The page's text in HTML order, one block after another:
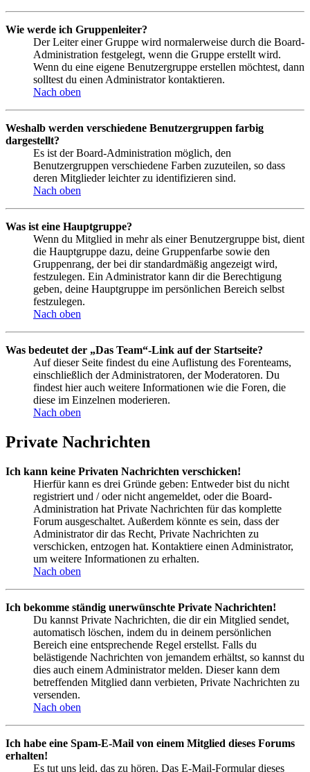
Wie werde ich Gruppenleiter?
Der Leiter einer Gruppe wird normalerweise durch die Board-
Administration festgelegt, wenn die Gruppe erstellt wird.
Wenn du eine eigene Benutzergruppe erstellen möchtest, dann
solltest du einen Administrator kontaktieren.
Nach oben
Weshalb werden verschiedene Benutzergruppen farbig
dargestellt?
Es ist der Board-Administration möglich, den
Benutzergruppen verschiedene Farben zuzuteilen, so dass
deren Mitglieder leichter zu identifizieren sind.
Nach oben
Was ist eine Hauptgruppe?
Wenn du Mitglied in mehr als einer Benutzergruppe bist, dient
die Hauptgruppe dazu, deine Gruppenfarbe sowie den
Gruppenrang, der bei dir standardmäßig angezeigt wird,
festzulegen. Ein Administrator kann dir die Berechtigung
geben, deine Hauptgruppe im persönlichen Bereich selbst
festzulegen.
Nach oben
Was bedeutet der „Das Team“-Link auf der Startseite?
Auf dieser Seite findest du eine Auflistung des Forenteams,
einschließlich der Administratoren, der Moderatoren. Du
findest hier auch weitere Informationen wie die Foren, die
diese im Einzelnen moderieren.
Nach oben
Private Nachrichten
Ich kann keine Privaten Nachrichten verschicken!
Hierfür kann es drei Gründe geben: Entweder bist du nicht
registriert und / oder nicht angemeldet, oder die Board-
Administration hat Private Nachrichten für das komplette
Forum ausgeschaltet. Außerdem könnte es sein, dass der
Administrator dir das Recht, Private Nachrichten zu
verschicken, entzogen hat. Kontaktiere einen Administrator,
um weitere Informationen zu erhalten.
Nach oben
Ich bekomme ständig unerwünschte Private Nachrichten!
Du kannst Private Nachrichten, die dir ein Mitglied sendet,
automatisch löschen, indem du in deinem persönlichen
Bereich eine entsprechende Regel erstellst. Falls du
belästigende Nachrichten von jemandem erhältst, so kannst du
dies auch einem Administrator melden. Dieser kann dem
betreffenden Mitglied dann verbieten, Private Nachrichten zu
versenden.
Nach oben
Ich habe eine Spam-E-Mail von einem Mitglied dieses Forums
erhalten!
Es tut uns leid, das zu hören. Das E-Mail-Formular dieses